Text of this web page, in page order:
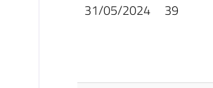
31/05/2024 39